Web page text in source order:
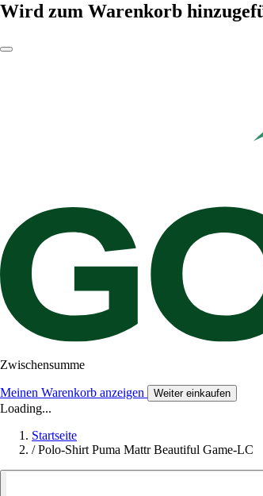
Wird zum Warenkorb
Zwischensumme
Meinen Warenkorb anzeigen Weiter einkaufen
Loading...
Startseite
/ Polo-Shirt Puma Mattr Beautiful Game-LC